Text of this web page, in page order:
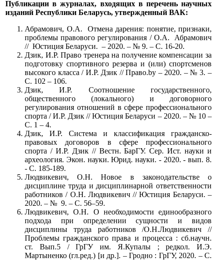
Публикации в журналах, входящих в перечень научных
изданий Республики Беларусь, утвержденный ВАК:
Абрамович, О.А. Отмена дарения: понятие, признаки,
проблемы правового регулирования / О.А. Абрамович
// Юстиция Беларуси. – 2020. – № 9. – С. 16-20.
Дзик, И.Р. Право тренера на получение компенсации за
подготовку спортивного резерва и (или) спортсменов
высокого класса / И.Р. Дзик // Право.by – 2020. – № 3. –
С. 102 – 106.
Дзик, И.Р. Соотношение государственного,
общественного (локального) и договорного
регулирования отношений в сфере профессионального
спорта / И.Р. Дзик // Юстиция Беларуси – 2020. – № 10 –
С. 1 – 4.
Дзик, И.Р. Система и классификация гражданско-
правовых договоров в сфере профессионального
спорта / И.Р. Дзик // Вестн. БарГУ. Сер. Ист. науки и
археология. Экон. науки. Юрид. науки. - 2020. - вып. 8.
- С. 185-189.
Людвикевич, О.Н. Новое в законодательстве о
дисциплине труда и дисциплинарной ответственности
работников / О.Н. Людвикевич // Юстиция Беларуси. –
2020. – № 9. – С. 56–59.
Людвикевич, О.Н. О необходимости единообразного
подхода при определении сущности и видов
дисциплины труда работников /О.Н.Людвикевич //
Проблемы гражданского права и процесса : сб.научн.
ст. Вып.5 / ГрГУ им. Я.Купалы ; редкол. И.Э.
Мартыненко (гл.ред.) [и др.]. – Гродно : ГрГУ, 2020. – С.